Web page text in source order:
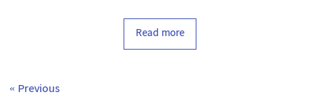
Read more
« Previous